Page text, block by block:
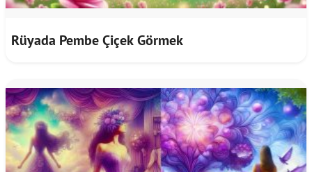
Rüyada Pembe Çiçek Görmek